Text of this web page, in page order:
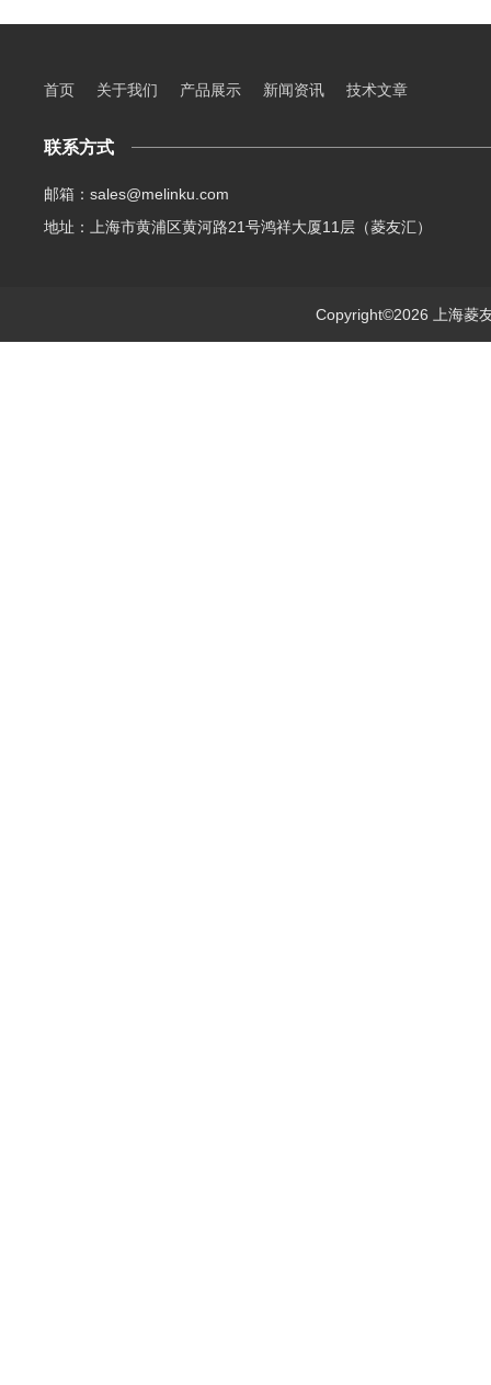
首页 关于我们 产品展示 新闻资讯 技术文章
联系方式
邮箱：sales@melinku.com
地址：上海市黄浦区黄河路21号鸿祥大厦11层（菱友汇）
Copyright©2026 上海菱